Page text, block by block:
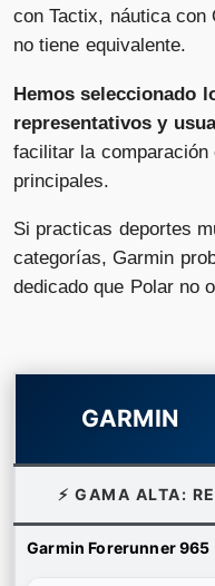
con Tactix, náutica con
no tiene equivalente.
Hemos seleccionado
representativos y
facilitar la
principales.
Si practicas deportes
categorías, Garmin
dedicado que Polar no
GARMIN
⚡ GAMA ALTA:
Garmin Forerunner 965